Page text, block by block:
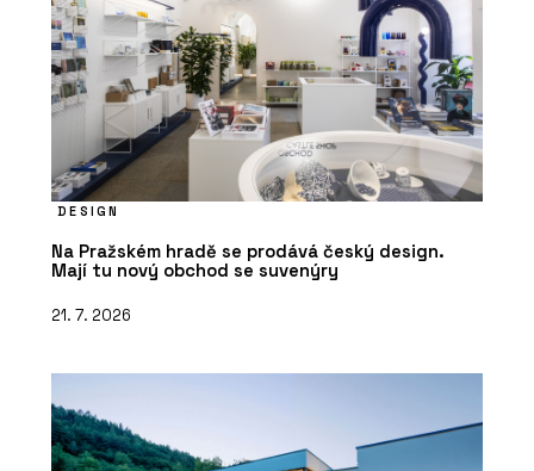
DESIGN
Na Pražském hradě se prodává český design.
Mají tu nový obchod se suvenýry
21. 7. 2026